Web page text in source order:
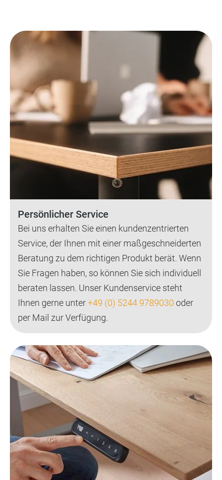
Persönlicher Service
Bei uns erhalten Sie einen kundenzentrierten
Service, der Ihnen mit einer maßgeschneiderten
Beratung zu dem richtigen Produkt berät. Wenn
Sie Fragen haben, so können Sie sich individuell
beraten lassen. Unser Kundenservice steht
Ihnen gerne unter+49 (0) 5244 9789030 oder
per Mail zur Verfügung.